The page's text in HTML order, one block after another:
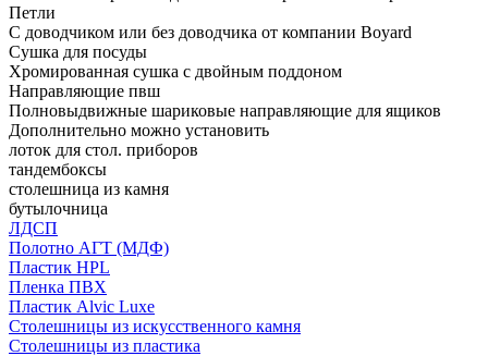
Петли
С доводчиком или без доводчика от компании Boyard
Сушка для посуды
Хромированная сушка с двойным поддоном
Направляющие пвш
Полновыдвижные шариковые направляющие для ящиков
Дополнительно можно установить
лоток для стол. приборов
тандембоксы
столешница из камня
бутылочница
ЛДСП
Полотно АГТ (МДФ)
Пластик HPL
Пленка ПВХ
Пластик Alvic Luxe
Столешницы из искусственного камня
Столешницы из пластика